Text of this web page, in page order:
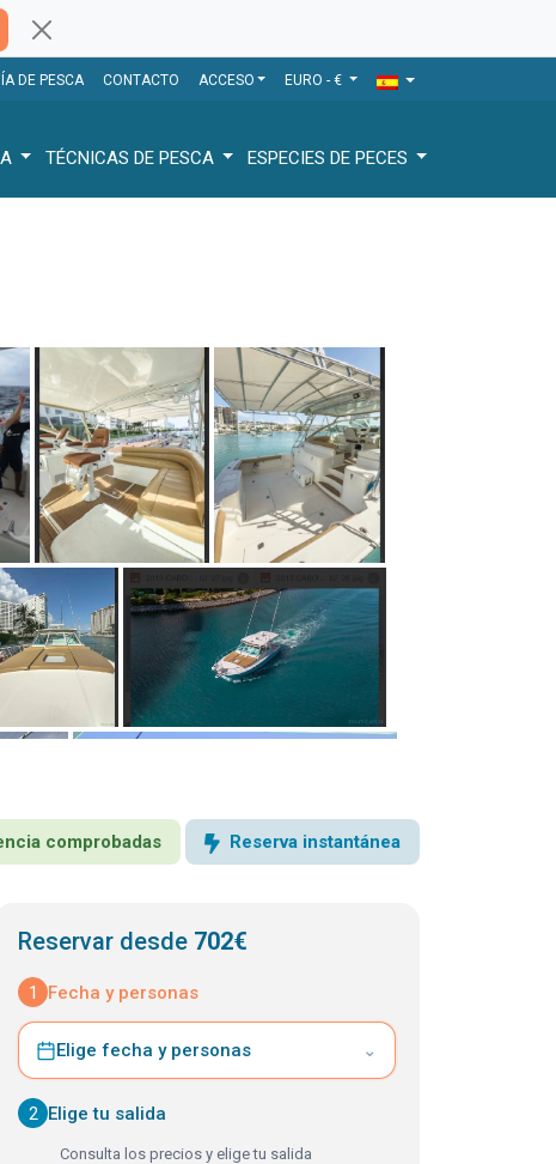
DE PESCA CONTACTO ACCESO EURO - €
TÉCNICAS DE PESCA ESPECIES DE PECES
comprobadas Reserva instantánea
Reservar desde 702€
1 Fecha y personas
Elige fecha y personas ⌄
2 Elige tu salida
Consulta los precios y elige tu salida